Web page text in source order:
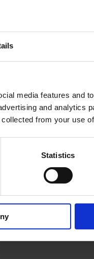
media features and
and analytics
from your use
Statistics
Batteriefach